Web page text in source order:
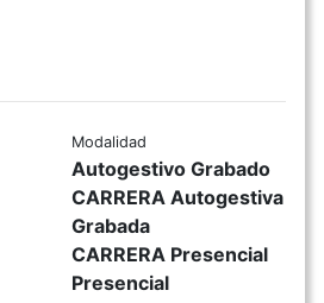
Modalidad
Autogestivo Grabado
CARRERA Autogestiva
Grabada
CARRERA Presencial
Presencial